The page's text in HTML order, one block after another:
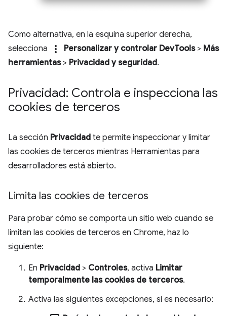
Como alternativa, en la esquina superior derecha,
selecciona
more_vert Personalizar y controlar DevTools> Más
herramientas> Privacidad y seguridad.
Privacidad: Controla e inspecciona las
cookies de terceros
La sección Privacidad te permite inspeccionar y limitar
las cookies de terceros mientras Herramientas para
desarrolladores está abierto.
Limita las cookies de terceros
Para probar cómo se comporta un sitio web cuando se
limitan las cookies de terceros en Chrome, haz lo
siguiente:
En Privacidad > Controles, activa Limitar
temporalmente las cookies de terceros.
Activa las siguientes excepciones, si es necesario: